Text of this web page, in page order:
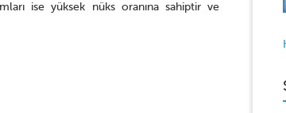
ise yüksek nüks oranına sahiptir ve